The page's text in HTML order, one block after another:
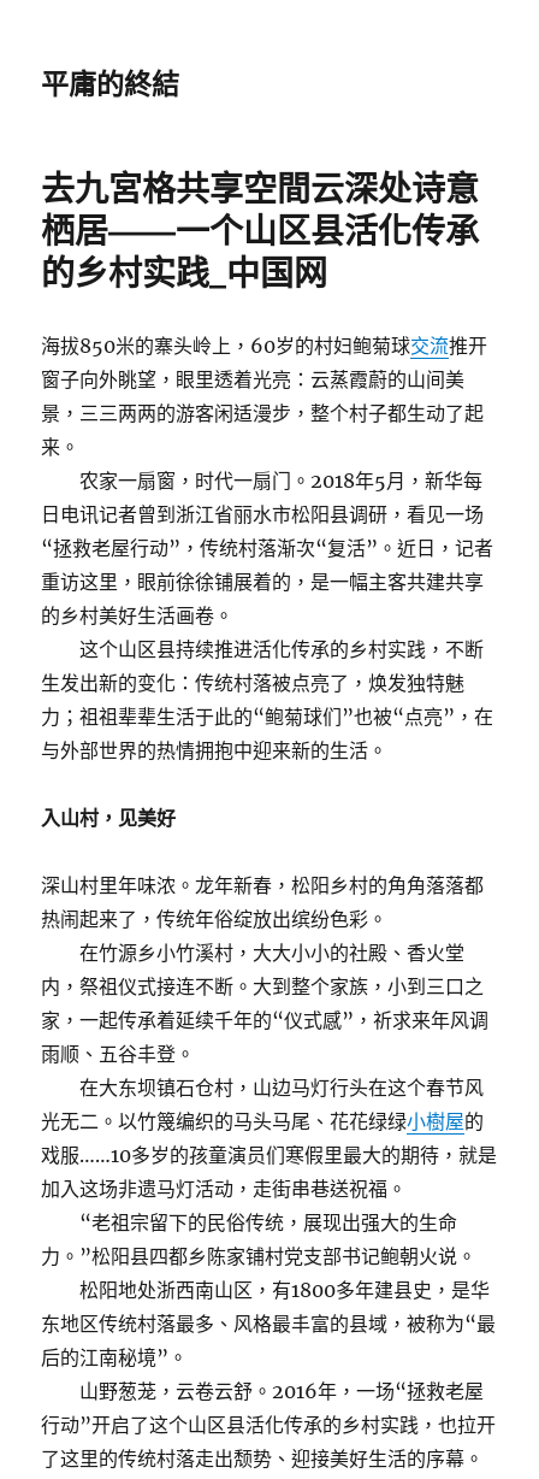
平庸的終結
去九宮格共享空間云深处诗意
栖居——一个山区县活化传承
的乡村实践_中国网
海拔850米的寨头岭上，60岁的村妇鲍菊球交流推开
窗子向外眺望，眼里透着光亮：云蒸霞蔚的山间美
景，三三两两的游客闲适漫步，整个村子都生动了起
来。
农家一扇窗，时代一扇门。2018年5月，新华每
日电讯记者曾到浙江省丽水市松阳县调研，看见一场
“拯救老屋行动”，传统村落渐次“复活”。近日，记者
重访这里，眼前徐徐铺展着的，是一幅主客共建共享
的乡村美好生活画卷。
这个山区县持续推进活化传承的乡村实践，不断
生发出新的变化：传统村落被点亮了，焕发独特魅
力；祖祖辈辈生活于此的“鲍菊球们”也被“点亮”，在
与外部世界的热情拥抱中迎来新的生活。
入山村，见美好
深山村里年味浓。龙年新春，松阳乡村的角角落落都
热闹起来了，传统年俗绽放出缤纷色彩。
在竹源乡小竹溪村，大大小小的社殿、香火堂
内，祭祖仪式接连不断。大到整个家族，小到三口之
家，一起传承着延续千年的“仪式感”，祈求来年风调
雨顺、五谷丰登。
在大东坝镇石仓村，山边马灯行头在这个春节风
光无二。以竹篾编织的马头马尾、花花绿绿小樹屋的
戏服……10多岁的孩童演员们寒假里最大的期待，就是
加入这场非遗马灯活动，走街串巷送祝福。
“老祖宗留下的民俗传统，展现出强大的生命
力。”松阳县四都乡陈家铺村党支部书记鲍朝火说。
松阳地处浙西南山区，有1800多年建县史，是华
东地区传统村落最多、风格最丰富的县域，被称为“最
后的江南秘境”。
山野葱茏，云卷云舒。2016年，一场“拯救老屋
行动”开启了这个山区县活化传承的乡村实践，也拉开
了这里的传统村落走出颓势、迎接美好生活的序幕。